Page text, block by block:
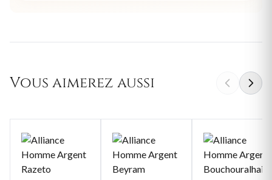
Vous aimerez aussi